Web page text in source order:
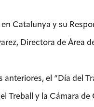
Catalunya y su
Directora de Área
anteriores, el “Día del
Treball y la Cámara